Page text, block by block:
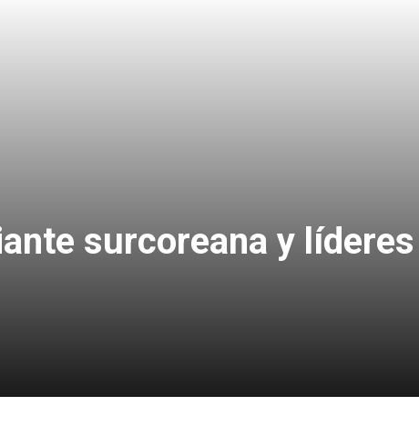
surcoreana y